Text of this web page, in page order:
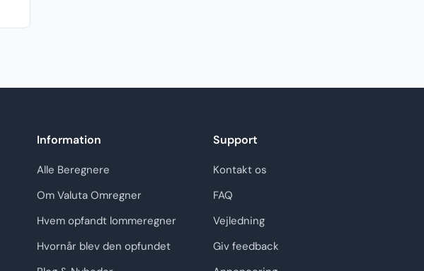
Information
Alle Beregnere
Om Valuta Omregner
Hvem opfandt lommeregner
Hvornår blev den opfundet
Support
Kontakt os
FAQ
Vejledning
Giv feedback